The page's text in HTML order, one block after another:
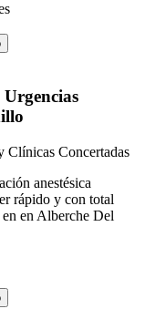
Clínicas Concertadas
anestésica
rápido y con total
en Alberche Del